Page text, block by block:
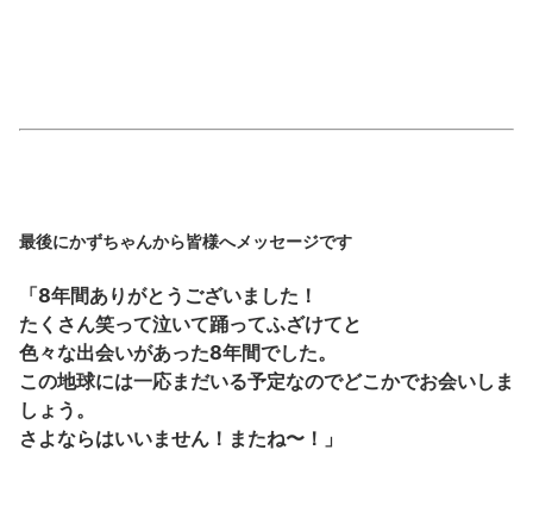
最後にかずちゃんから皆様へメッセージです
「8年間ありがとうございました！
たくさん笑って泣いて踊ってふざけてと
色々な出会いがあった8年間でした。
この地球には一応まだいる予定なのでどこかでお会いしま
しょう。
さよならはいいません！またね〜！」